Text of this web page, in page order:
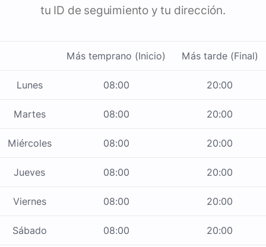
tu ID de seguimiento y tu dirección.
Más temprano (Inicio) Más tarde (Final)
Lunes 08:00 20:00
Martes 08:00 20:00
Miércoles 08:00 20:00
Jueves 08:00 20:00
Viernes 08:00 20:00
Sábado 08:00 20:00